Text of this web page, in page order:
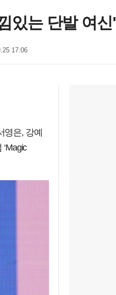
있는 단발 여신'
17:06
영은, 강예